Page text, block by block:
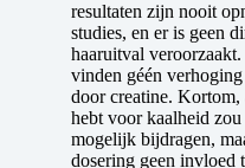
resultaten zijn nooit
studies, en er is geen
haaruitval
vinden géén
door creatine. Kortom,
hebt voor kaalheid
mogelijk bijdragen,
dosering geen invloed